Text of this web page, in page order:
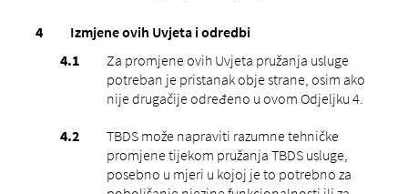
Izmjene ovih Uvjeta i odredbi
Za promjene ovih Uvjeta pružanja usluge
potreban je pristanak obje strane, osim ako
nije drugačije određeno u ovom Odjeljku 4.
TBDS može napraviti razumne tehničke
promjene tijekom pružanja TBDS usluge,
posebno u mjeri u kojoj je to potrebno za